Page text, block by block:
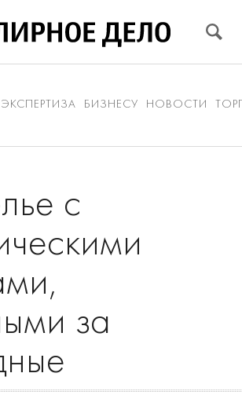
ЭКСПЕРТИЗА БИЗНЕСУ НОВОСТИ
с
за